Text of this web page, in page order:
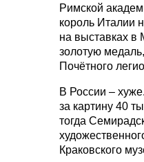
Римской
король Италии
на выставках в
золотую
Почётного
В России –
за картину 40
тогда
Краковского